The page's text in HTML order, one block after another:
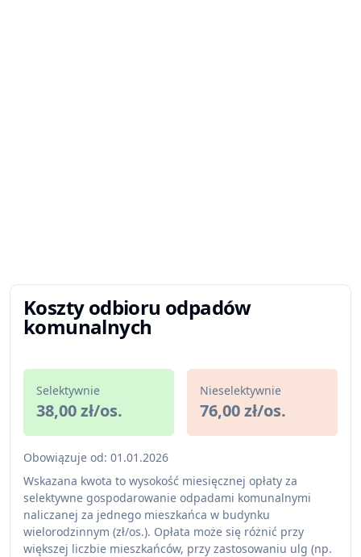
Koszty odbioru odpadów
komunalnych
Selektywnie
38,00 zł/os.
Nieselektywnie
76,00 zł/os.
Obowiązuje od: 01.01.2026
Wskazana kwota to wysokość miesięcznej opłaty za
selektywne gospodarowanie odpadami komunalnymi
naliczanej za jednego mieszkańca w budynku
wielorodzinnym (zł/os.). Opłata może się różnić przy
większej liczbie mieszkańców, przy zastosowaniu ulg (np.